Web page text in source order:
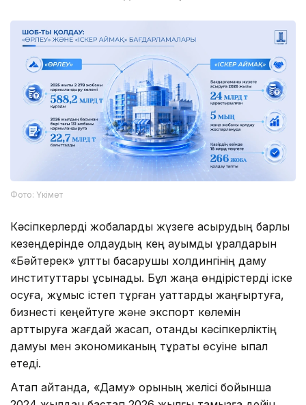
Фото: Үкімет
Кәсіпкерлерді жобаларды жүзеге асырудың барлық
кезеңдерінде қолдаудың кең ауқымды құралдарын
«Бәйтерек» ұлттық басқарушы холдингінің даму
институттары ұсынады. Бұл жаңа өндірістерді іске
қосуға, жұмыс істеп тұрған қуаттарды жаңғыртуға,
бизнесті кеңейтуге және экспорт көлемін
арттыруға жағдай жасап, отандық кәсіпкерліктің
дамуы мен экономиканың тұрақты өсуіне ықпал
етеді.
Атап айтқанда, «Даму» қорының желісі бойынша